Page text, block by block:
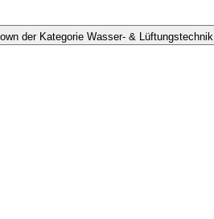
der Kategorie Wasser- & Lüftungstechnik